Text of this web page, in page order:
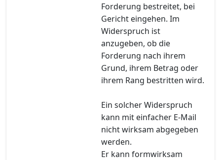
Forderung bestreitet, bei
Gericht eingehen. Im
Widerspruch ist
anzugeben, ob die
Forderung nach ihrem
Grund, ihrem Betrag oder
ihrem Rang bestritten wird.
Ein solcher Widerspruch
kann mit einfacher E-Mail
nicht wirksam abgegeben
werden.
Er kann formwirksam